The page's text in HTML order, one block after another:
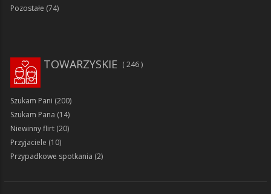
Pozostałe (74)
TOWARZYSKIE 246
Szukam Pani (200)
Szukam Pana (14)
Niewinny flirt (20)
Przyjaciele (10)
Przypadkowe spotkania (2)